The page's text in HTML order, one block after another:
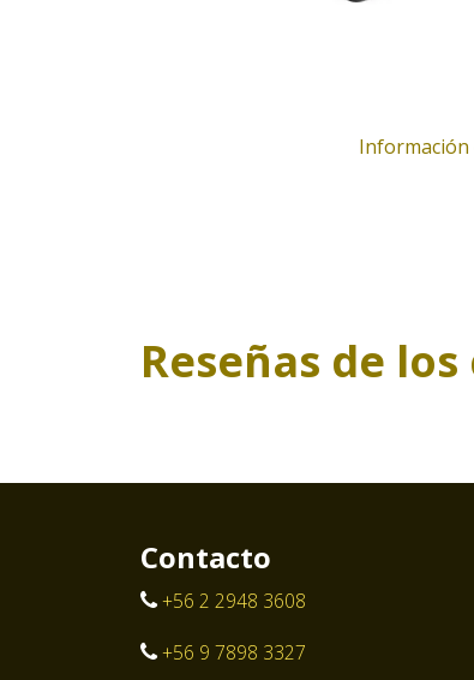
Información
Reseñas de
Contacto
+56 2 2948 3608
+56 9 7898 3327